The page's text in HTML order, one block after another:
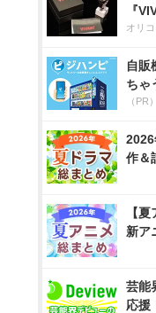
『
オリ
自販
ちゃ
（PR
2026
作＆
【
新ア
芸能
応援